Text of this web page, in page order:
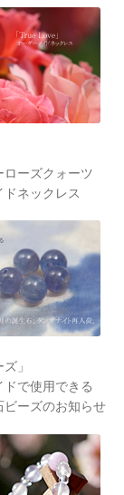
ーズクォーツ
ネックレス
」
で使用できる
ビーズのお知らせ